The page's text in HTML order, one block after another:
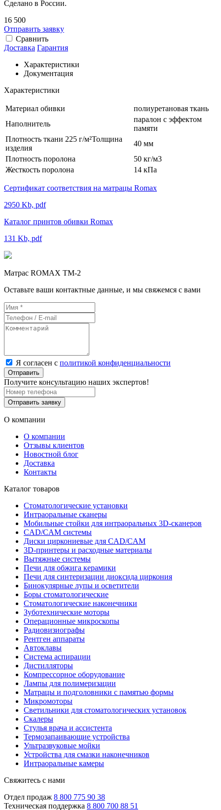
Сделано в России.
16 500
Отправить заявку
Сравнить
Доставка Гарантия
Характеристики
Документация
Характеристики
Материал обивки
полиуретановая ткань
Наполнитель
паралон с эффектом
памяти
Плотность ткани 225 г/м²Толщина
изделия
40 мм
Плотность поролона
50 кг/м3
Жесткость поролона
14 кПа
Сертификат соответствия на матрацы Romax
2950 Kb, pdf
Каталог принтов обивки Romax
131 Kb, pdf
Матрас ROMAX ТМ-2
Оставьте ваши контактные данные, и мы свяжемся с вами
Я согласен с политикой конфиденциальности
Отправить
Получите консультацию наших экспертов!
Отправить заявку
О компании
О компании
Отзывы клиентов
Новостной блог
Доставка
Контакты
Каталог товаров
Стоматологические установки
Интраоральные сканеры
Мобильные стойки для интраоральных 3D-сканеров
CAD/CAM системы
Диски циркониевые для CAD/CAM
3D-принтеры и расходные материалы
Вытяжные системы
Печи для обжига керамики
Печи для синтеризации диоксида циркония
Бинокулярные лупы и осветители
Боры стоматологические
Стоматологические наконечники
Зуботехнические моторы
Операционные микроскопы
Радиовизиографы
Рентген аппараты
Автоклавы
Система аспирации
Дистилляторы
Компрессорное оборудование
Лампы для полимеризации
Матрацы и подголовники с памятью формы
Микромоторы
Светильники для стоматологических установок
Скалеры
Стулья врача и ассистента
Термозапаивающие устройства
Ультразвуковые мойки
Устройства для смазки наконечников
Интраоральные камеры
Свяжитесь с нами
Отдел продаж 8 800 775 90 38
Техническая поддержка 8 800 700 88 51